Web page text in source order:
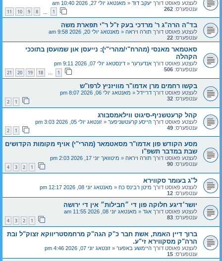
לעצטע פאוסט דורך יעקב דוד « מאנטאג יולי 27, 2026 10:40 am
ענטפערס: 262
1
8
9
10
11
בד"ה הרה"ג ר' מרדכי בעק ז"ל ר"י תפארת משה
לעצטע פאוסט דורך תורה ויראה « מאנטאג יולי 20, 2026 9:58 am
ענטפערס: 22
סאטמאר מאנסי (מהרח"י/מהרי"י): נייעסן און שמועסן בתוככי
הקהלה
לעצטע פאוסט דורך אנדערער « דינסטאג יולי 07, 2026 9:11 pm
ענטפערס: 506
1
…
18
19
20
21
בקשו רחמים מרן אדמו"ר מוויזניץ לרפו"ש
לעצטע פאוסט דורך דריידל « מאנטאג יולי 06, 2026 8:07 pm
ענטפערס: 32
1
2
קהל קרעטשניף-סיגוט ווילאמסבורג
לעצטע פאוסט דורך הייסע קרעטשניפער « זונטאג יולי 05, 2026 3:03 pm
ענטפערס: 49
1
2
מסע הקודש פון אדמו"ר מסאטמאר (מהרי"י) אויף מקומות הקדושים
שבת במדבר תשפ"ו
לעצטע פאוסט דורך תורה ויראה « מיטוואך יוני 17, 2026 2:03 pm
ענטפערס: 90
1
2
3
4
ל''ג בעומר סקווירא
לעצטע פאוסט דורך מיטן רבינס כח « מאנטאג יוני 08, 2026 12:17 pm
ענטפערס: 12
יושר׳דיגע חלוקה פון די ״חבילות״ אין די ירושה
לעצטע פאוסט דורך אגד « מאנטאג יוני 08, 2026 11:55 am
ענטפערס: 83
1
2
3
4
ברוך דיין האמת, אשת חבר כ"ק הגה"ק מרחמסטריווקא זצוק"ל ובת
הרה"ק מסקווירא זי"ע.
לעצטע פאוסט דורך היימשע באפער « זונטאג יוני 07, 2026 4:46 pm
ענטפערס: 15